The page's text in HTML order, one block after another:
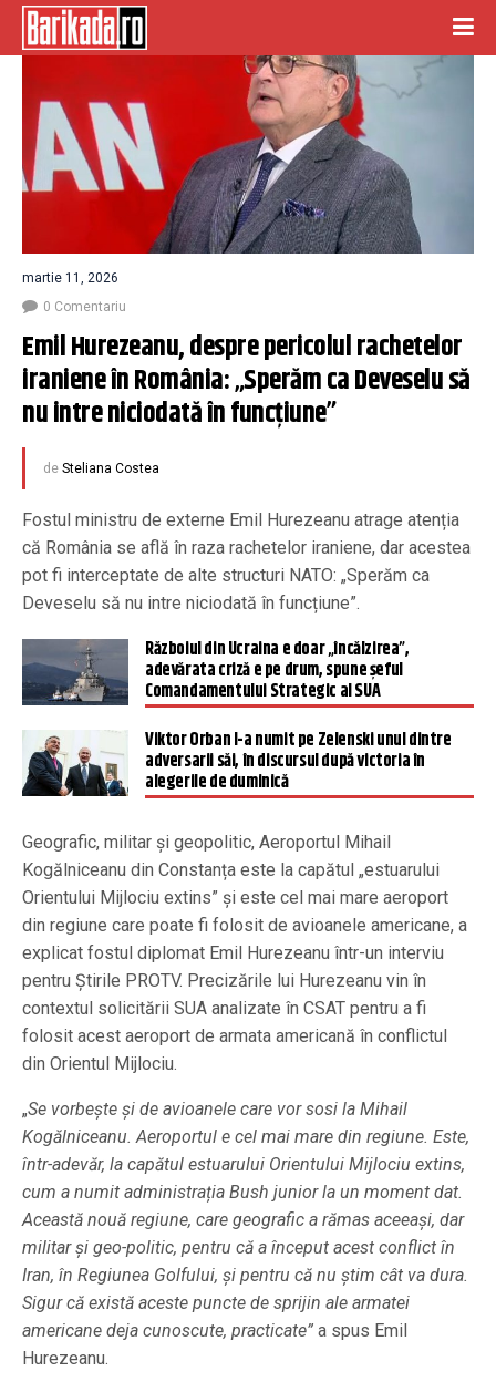
martie 11, 2026
0 Comentariu
Emil Hurezeanu, despre pericolul rachetelor
iraniene în România: „Sperăm ca Deveselu să
nu intre niciodată în funcțiune”
de Steliana Costea
Fostul ministru de externe Emil Hurezeanu atrage atenția
că România se află în raza rachetelor iraniene, dar acestea
pot fi interceptate de alte structuri NATO: „Sperăm ca
Deveselu să nu intre niciodată în funcțiune”.
Războiul din Ucraina e doar „încălzirea”,
adevărata criză e pe drum, spune șeful
Comandamentului Strategic al SUA
Viktor Orban l-a numit pe Zelenski unul dintre
adversarii săi, în discursul după victoria în
alegerile de duminică
Geografic, militar și geopolitic, Aeroportul Mihail
Kogălniceanu din Constanța este la capătul „estuarului
Orientului Mijlociu extins” și este cel mai mare aeroport
din regiune care poate fi folosit de avioanele americane, a
explicat fostul diplomat Emil Hurezeanu într-un interviu
pentru Știrile PROTV. Precizările lui Hurezeanu vin în
contextul solicitării SUA analizate în CSAT pentru a fi
folosit acest aeroport de armata americană în conflictul
din Orientul Mijlociu.
„Se vorbește și de avioanele care vor sosi la Mihail
Kogălniceanu. Aeroportul e cel mai mare din regiune. Este,
într-adevăr, la capătul estuarului Orientului Mijlociu extins,
cum a numit administrația Bush junior la un moment dat.
Această nouă regiune, care geografic a rămas aceeași, dar
militar și geo-politic, pentru că a început acest conflict în
Iran, în Regiunea Golfului, și pentru că nu știm cât va dura.
Sigur că există aceste puncte de sprijin ale armatei
americane deja cunoscute, practicate” a spus Emil
Hurezeanu.